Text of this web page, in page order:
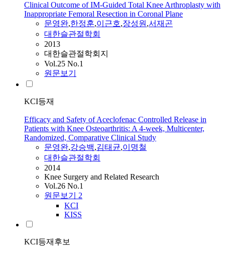
Clinical Outcome of IM-Guided Total Knee Arthroplasty with
Inappropriate Femoral Resection in Coronal Plane
문영완,한정훈,이근호,장성원,서재곤
대한슬관절학회
2013
대한슬관절학회지
Vol.25 No.1
원문보기
KCI등재
Efficacy and Safety of Aceclofenac Controlled Release in
Patients with Knee Osteoarthritis: A 4-week, Multicenter,
Randomized, Comparative Clinical Study
문영완,강승백,김태균,이명철
대한슬관절학회
2014
Knee Surgery and Related Research
Vol.26 No.1
원문보기 2
KCI
KISS
KCI등재후보